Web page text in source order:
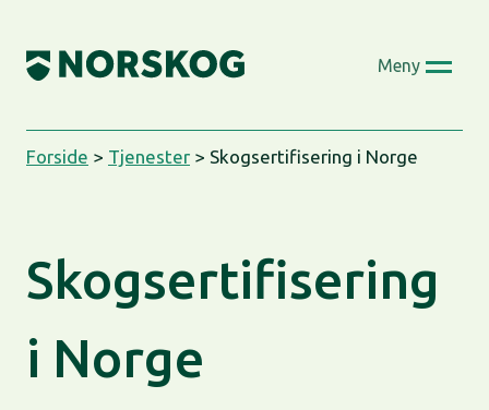
content
Meny
Forside > Tjenester > Skogsertifisering i Norge
Skogsertifisering
i Norge